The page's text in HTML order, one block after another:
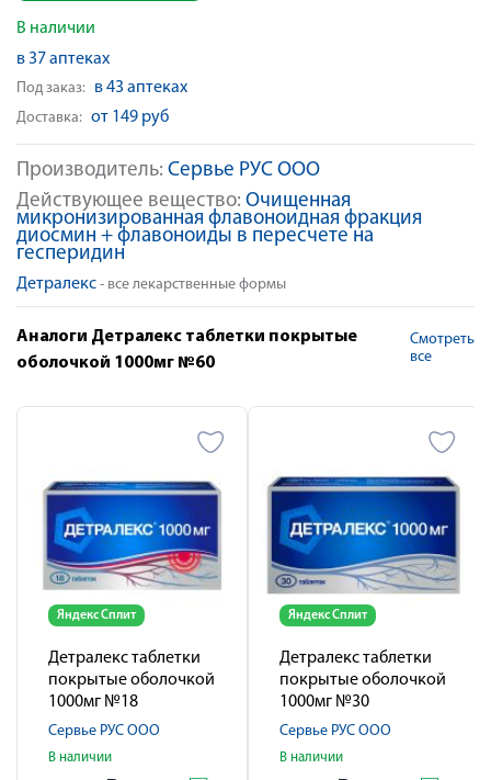
Производитель: Сервье РУС ООО
Действующее вещество: Очищенная
микронизированная флавоноидная фракция
диосмин + флавоноиды в пересчете на
гесперидин
Детралекс - все лекарственные формы
В наличии
в 37 аптеках
Под заказ: в 43 аптеках
Доставка: от 149 руб
Аналоги Детралекс таблетки покрытые
оболочкой 1000мг №60
Смотреть
все
Яндекс Сплит
Детралекс таблетки
покрытые оболочкой
1000мг №18
Сервье РУС ООО
В наличии
Яндекс Сплит
Детралекс таблетки
покрытые оболочкой
1000мг №30
Сервье РУС ООО
В наличии